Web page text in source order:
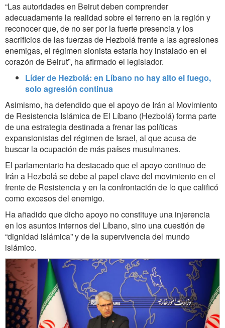
“Las autoridades en Beirut deben comprender
adecuadamente la realidad sobre el terreno en la región y
reconocer que, de no ser por la fuerte presencia y los
sacrificios de las fuerzas de Hezbolá frente a las agresiones
enemigas, el régimen sionista estaría hoy instalado en el
corazón de Beirut”, ha afirmado el legislador.
Líder de Hezbolá: en Líbano no hay alto el fuego,
solo agresión continua
Asimismo, ha defendido que el apoyo de Irán al Movimiento
de Resistencia Islámica de El Líbano (Hezbolá) forma parte
de una estrategia destinada a frenar las políticas
expansionistas del régimen de Israel, al que acusa de
buscar la ocupación de más países musulmanes.
El parlamentario ha destacado que el apoyo continuo de
Irán a Hezbolá se debe al papel clave del movimiento en el
frente de Resistencia y en la confrontación de lo que calificó
como excesos del enemigo.
Ha añadido que dicho apoyo no constituye una injerencia
en los asuntos internos del Líbano, sino una cuestión de
“dignidad islámica” y de la supervivencia del mundo
islámico.